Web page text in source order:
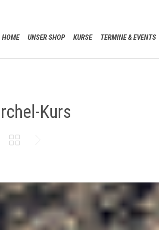
HOME UNSER SHOP KURSE TERMINE & EVENTS
Kurs
 